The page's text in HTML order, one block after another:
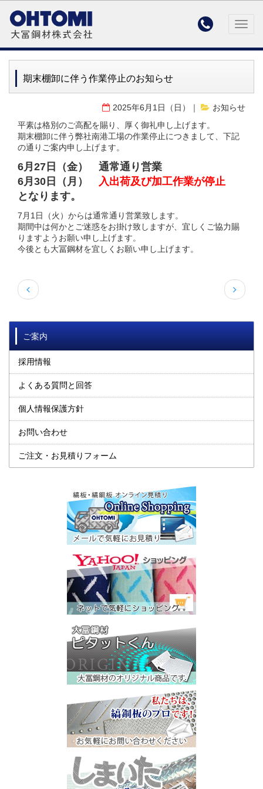

期末棚卸に伴う作業停止のお知らせ
2025年6月1日（日）
お知らせ
平素は格別のご高配を賜り、厚く御礼申し上げます。
期末棚卸に伴う弊社南港工場の作業停止につきまして、下記
の通りご案内申し上げます。
6月27日（金） 通常通り営業
6月30日（月） 入出荷及び加工作業が停止
となります。
7月1日（火）からは通常通り営業致します。
期間中は何かとご迷惑をお掛け致しますが、宜しくご協力賜
りますようお願い申し上げます。
今後とも大冨鋼材を宜しくお願い申し上げます。
 
ご案内
採用情報
よくある質問と回答
個人情報保護方針
お問い合わせ
ご注文・お見積りフォーム